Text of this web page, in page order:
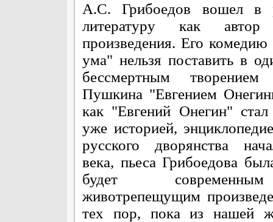
А.С. Грибоедов вошел в
литературу как автор
произведения. Его комедию
ума" нельзя поставить в
бессмертным
Пушкина "Евгением
как "Евгений Онегин"
уже историей,
русского дворянства
века, пьеса Грибоедова
будет
животрепещущим
тех пор, пока из нашей